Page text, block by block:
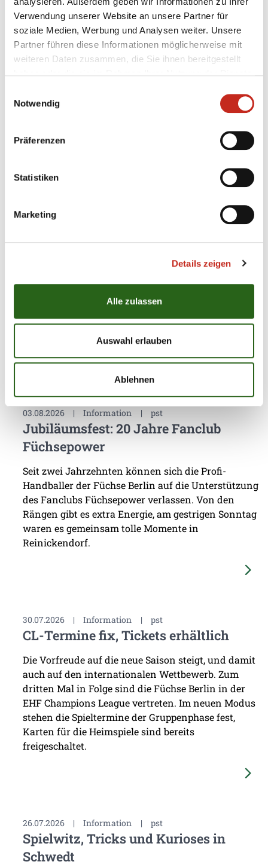
Verwendung unserer Website an unsere Partner für
soziale Medien, Werbung und Analysen weiter. Unsere
Partner führen diese Informationen möglicherweise mit
weiteren Daten zusammen, die Sie ihnen bereitgestellt
Notwendig
Präferenzen
Statistiken
Marketing
Details zeigen
Alle zulassen
Auswahl erlauben
Ablehnen
Ludwig 15. mit einer etwas besseren Quote (32,31
Prozent zu 28,72 Prozent).
Erster Gradmesser gegen Topteam aus
Dänemark
Vorbereitung auf die Spielzeit 2026/27 sollte eine
Spitzenclub Aalborg Håndbold lieferten sich die
Füchse Berlin einen packenden Schlagabtausch, der
am Ende mit einem ...
03.08.2026 | Information | pst
Jubiläumsfest: 20 Jahre Fanclub
Füchsepower
Seit zwei Jahrzehnten können sich die Profi-
Handballer der Füchse Berlin auf die Unterstützung
des Fanclubs Füchsepower verlassen. Von den
Rängen gibt es extra Energie, am gestrigen Sonntag
waren es gemeinsam tolle Momente in
Reinickendorf.
30.07.2026 | Information | pst
CL-Termine fix, Tickets erhältlich
Die Vorfreude auf die neue Saison steigt, und damit
auch auf den internationalen Wettbewerb. Zum
dritten Mal in Folge sind die Füchse Berlin in der
EHF Champions League vertreten. Im neuen Modus
stehen die Spieltermine der Gruppenphase fest,
Karten für die Heimspiele sind bereits
freigeschaltet.
26.07.2026 | Information | pst
Spielwitz, Tricks und Kurioses in
Schwedt